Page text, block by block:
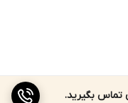
تماس بگیرید.